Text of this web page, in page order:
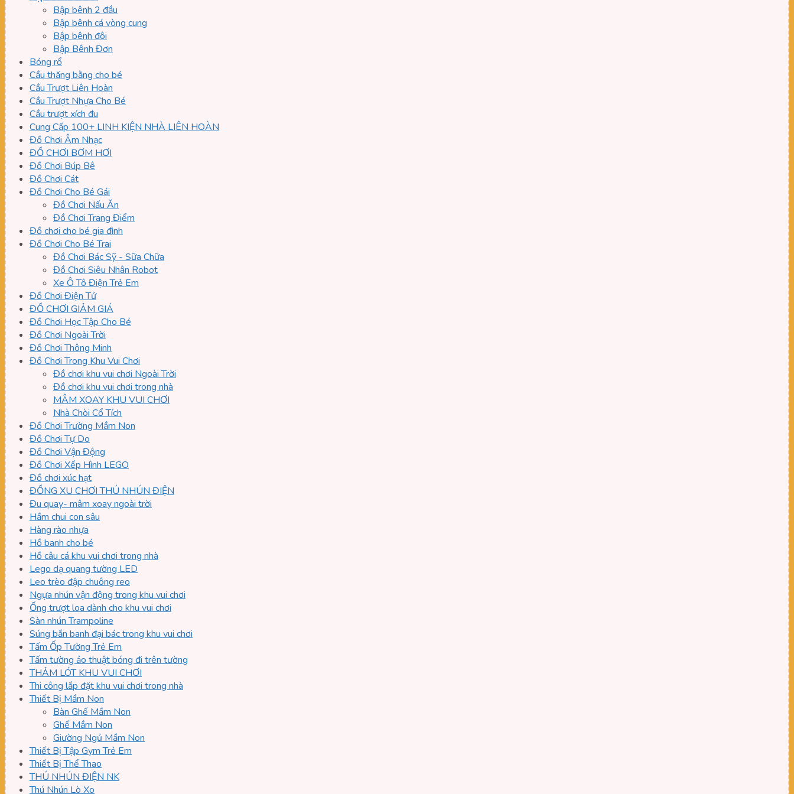
Bập bênh 2 đầu
Bập bênh cá vòng cung
Bập bênh đôi
Bập Bênh Đơn
Bóng rổ
Cầu thăng bằng cho bé
Cầu Trượt Liên Hoàn
Cầu Trượt Nhựa Cho Bé
Cầu trượt xích đu
Cung Cấp 100+ LINH KIỆN NHÀ LIÊN HOÀN
Đồ Chơi Âm Nhạc
ĐỒ CHƠI BƠM HƠI
Đồ Chơi Búp Bê
Đồ Chơi Cát
Đồ Chơi Cho Bé Gái
Đồ Chơi Nấu Ăn
Đồ Chơi Trang Điểm
Đồ chơi cho bé gia đình
Đồ Chơi Cho Bé Trai
Đồ Chơi Bác Sỹ - Sữa Chữa
Đồ Chơi Siêu Nhân Robot
Xe Ô Tô Điện Trẻ Em
Đồ Chơi Điện Tử
ĐỒ CHƠI GIẢM GIÁ
Đồ Chơi Học Tập Cho Bé
Đồ Chơi Ngoài Trời
Đồ Chơi Thông Minh
Đồ Chơi Trong Khu Vui Chơi
Đồ chơi khu vui chơi Ngoài Trời
Đồ chơi khu vui chơi trong nhà
MÂM XOAY KHU VUI CHƠI
Nhà Chòi Cổ Tích
Đồ Chơi Trường Mầm Non
Đồ Chơi Tự Do
Đồ Chơi Vận Động
Đồ Chơi Xếp Hình LEGO
Đồ chơi xúc hạt
ĐỒNG XU CHƠI THÚ NHÚN ĐIỆN
Đu quay- mâm xoay ngoài trời
Hầm chui con sâu
Hàng rào nhựa
Hồ banh cho bé
Hồ câu cá khu vui chơi trong nhà
Lego dạ quang tường LED
Leo trèo đập chuông reo
Ngựa nhún vận động trong khu vui chơi
Ống trượt loa dành cho khu vui chơi
Sàn nhún Trampoline
Súng bắn banh đại bác trong khu vui chơi
Tấm Ốp Tường Trẻ Em
Tấm tường ảo thuật bóng đi trên tường
THẢM LÓT KHU VUI CHƠI
Thi công lắp đặt khu vui chơi trong nhà
Thiết Bị Mầm Non
Bàn Ghế Mầm Non
Ghế Mầm Non
Giường Ngủ Mầm Non
Thiết Bị Tập Gym Trẻ Em
Thiết Bị Thể Thao
THÚ NHÚN ĐIỆN NK
Thú Nhún Lò Xo